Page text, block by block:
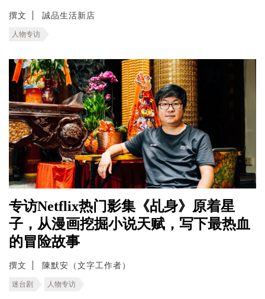
撰文 誠品生活新店
人物专访
专访Netflix热门影集《乩身》原着星
子，从漫画挖掘小说天赋，写下最热血
的冒险故事
撰文 陳默安（文字工作者）
迷台剧 人物专访